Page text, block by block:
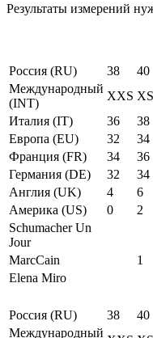
Результаты измерений
Россия (RU)
38 40
Международный
(INT)
XXS XS
Италия (IT)
36 38
Европа (EU)
32 34
Франция (FR)
34 36
Германия (DE)
32 34
Англия (UK)
4 6
Америка (US)
0 2
Schumacher Un
Jour
MarcCain
1
Elena Miro
Россия (RU)
38 40
Международный